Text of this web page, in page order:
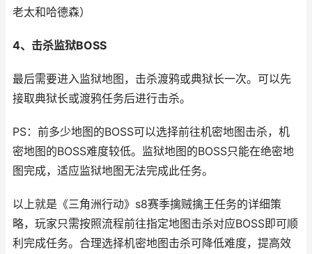
老太和哈德森）
4、击杀监狱BOSS
最后需要进入监狱地图，击杀渡鸦或典狱长一次。可以先
接取典狱长或渡鸦任务后进行击杀。
PS：前多少地图的BOSS可以选择前往机密地图击杀，机
密地图的BOSS难度较低。监狱地图的BOSS只能在绝密地
图完成，适应监狱地图无法完成此任务。
以上就是《三角洲行动》s8赛季擒贼擒王任务的详细策
略，玩家只需按照流程前往指定地图击杀对应BOSS即可顺
利完成任务。合理选择机密地图击杀可降低难度，提高效